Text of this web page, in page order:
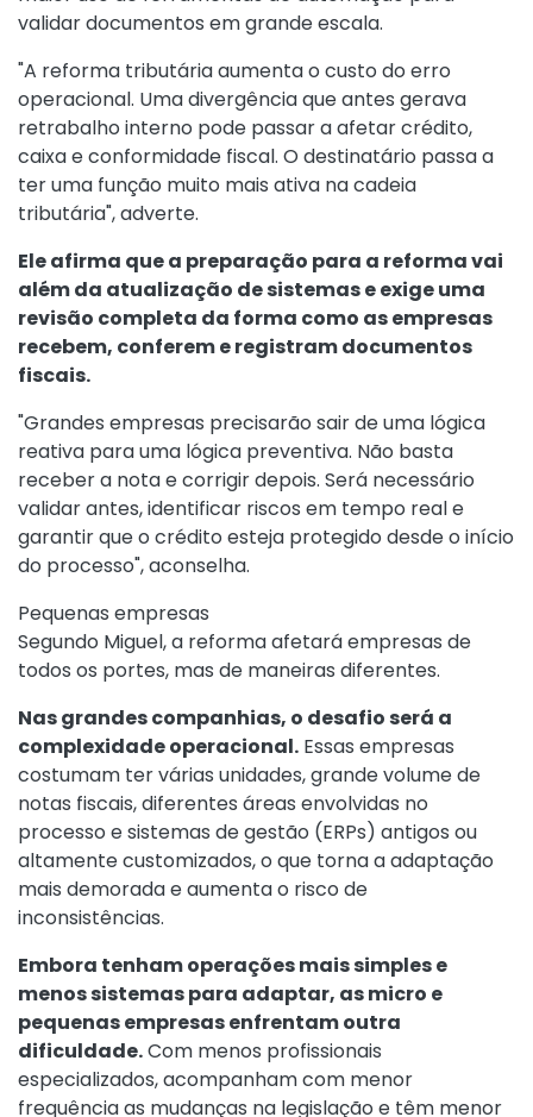
validar documentos em grande escala.
"A reforma tributária aumenta o custo do erro
operacional. Uma divergência que antes gerava
retrabalho interno pode passar a afetar crédito,
caixa e conformidade fiscal. O destinatário passa a
ter uma função muito mais ativa na cadeia
tributária", adverte.
Ele afirma que a preparação para a reforma vai
além da atualização de sistemas e exige uma
revisão completa da forma como as empresas
recebem, conferem e registram documentos
fiscais.
"Grandes empresas precisarão sair de uma lógica
reativa para uma lógica preventiva. Não basta
receber a nota e corrigir depois. Será necessário
validar antes, identificar riscos em tempo real e
garantir que o crédito esteja protegido desde o início
do processo", aconselha.
Pequenas empresas
Segundo Miguel, a reforma afetará empresas de
todos os portes, mas de maneiras diferentes.
Nas grandes companhias, o desafio será a
complexidade operacional. Essas empresas
costumam ter várias unidades, grande volume de
notas fiscais, diferentes áreas envolvidas no
processo e sistemas de gestão (ERPs) antigos ou
altamente customizados, o que torna a adaptação
mais demorada e aumenta o risco de
inconsistências.
Embora tenham operações mais simples e
menos sistemas para adaptar, as micro e
pequenas empresas enfrentam outra
dificuldade.Com menos profissionais
especializados, acompanham com menor
frequência as mudanças na legislação e têm menor